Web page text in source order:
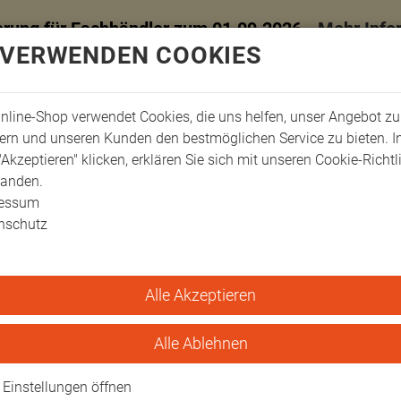
für Fachhändler zum 01.09.2026 -Mehr
HygienePro Liegenbezug 200x70 cm
200x70 cm
COOKIES
Shop verwendet Cookies, die uns helfen, unser Angebot zu
und unseren Kunden den bestmöglichen Service zu bieten.
klicken, erklären Sie sich mit unseren Cookie-
Alle Akzeptieren
Alle Ablehnen
Einstellungen öffnen